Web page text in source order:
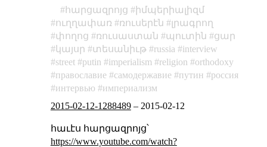
հարցազրոյց
իմպերիալիզմ
ուղղափառ
ռուսերէն
լրագրող
փողոց
ռուսաստան պուտին
ցար
կայսր
տեսանիւթ russia
interview
street
putin imperialism religion
orthodoxy
православие
самодержавие путин
россия
интервью
империализм
2015-02-12-1288489– 2015-02-12
հաւէս հարցազրոյց՝
https://www.youtube.com/watch?